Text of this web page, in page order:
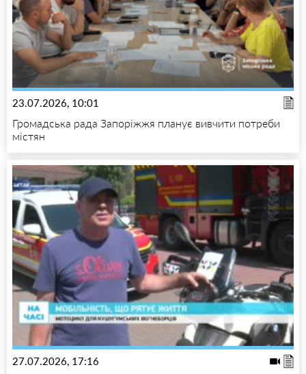
23.07.2026, 10:01
Громадська рада Запоріжжя планує вивчити потреби
містян
27.07.2026, 17:16